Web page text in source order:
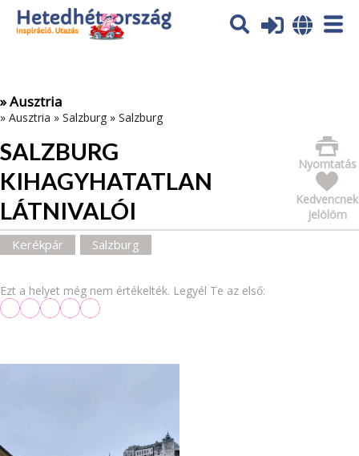
Az oldal sütiket (cookies) használ. További tájékoztatás itt:
Adatvédelmi tájékoztató
» Ausztria
» Ausztria » Salzburg » Salzburg
SALZBURG
KIHAGYHATATLAN
LÁTNIVALÓI
Nyomtatás
Kedvencnek
jelölöm
Kerékpár Salzburg
Ezt a helyet még nem értékelték. Legyél Te az első: